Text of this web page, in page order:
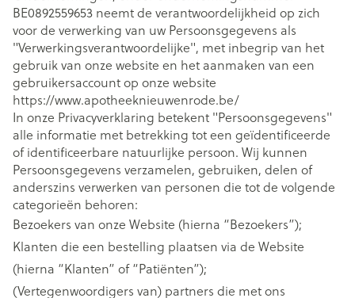
BE0892559653 neemt de verantwoordelijkheid op zich
voor de verwerking van uw Persoonsgegevens als
"Verwerkingsverantwoordelijke", met inbegrip van het
gebruik van onze website en het aanmaken van een
gebruikersaccount op onze website
https://www.apotheeknieuwenrode.be/
In onze Privacyverklaring betekent "Persoonsgegevens"
alle informatie met betrekking tot een geïdentificeerde
of identificeerbare natuurlijke persoon. Wij kunnen
Persoonsgegevens verzamelen, gebruiken, delen of
anderszins verwerken van personen die tot de volgende
categorieën behoren:
Bezoekers van onze Website (hierna “Bezoekers”);
Klanten die een bestelling plaatsen via de Website
(hierna “Klanten” of “Patiënten”);
(Vertegenwoordigers van) partners die met ons